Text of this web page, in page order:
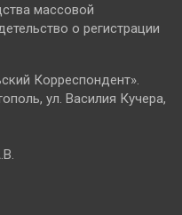
массовой
о регистрации
Корреспондент».
ул. Василия Кучера,